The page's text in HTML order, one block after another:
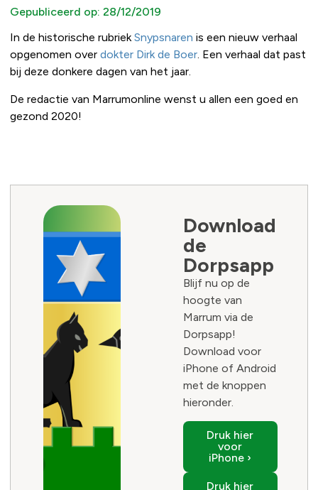
Gepubliceerd op: 28/12/2019
In de historische rubriekSnypsnaren is een nieuw verhaal
opgenomen over dokter Dirk de Boer. Een verhaal dat past
bij deze donkere dagen van het jaar.
De redactie van Marrumonline wenst u allen een goed en
gezond 2020!
Download
de
Dorpsapp
Blijf nu op de
hoogte van
Marrum via de
Dorpsapp!
Download voor
iPhone of Android
met de knoppen
hieronder.
Druk hier
voor
iPhone ›
Druk hier